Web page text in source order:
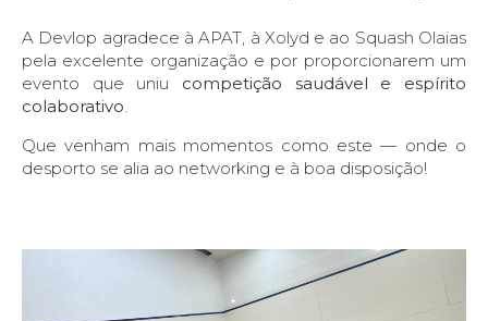
A Devlop agradece à APAT, à Xolyd e ao Squash Olaias
pela excelente organização e por proporcionarem um
evento que uniu competição saudável e espírito
colaborativo.
Que venham mais momentos como este — onde o
desporto se alia ao networking e à boa disposição!